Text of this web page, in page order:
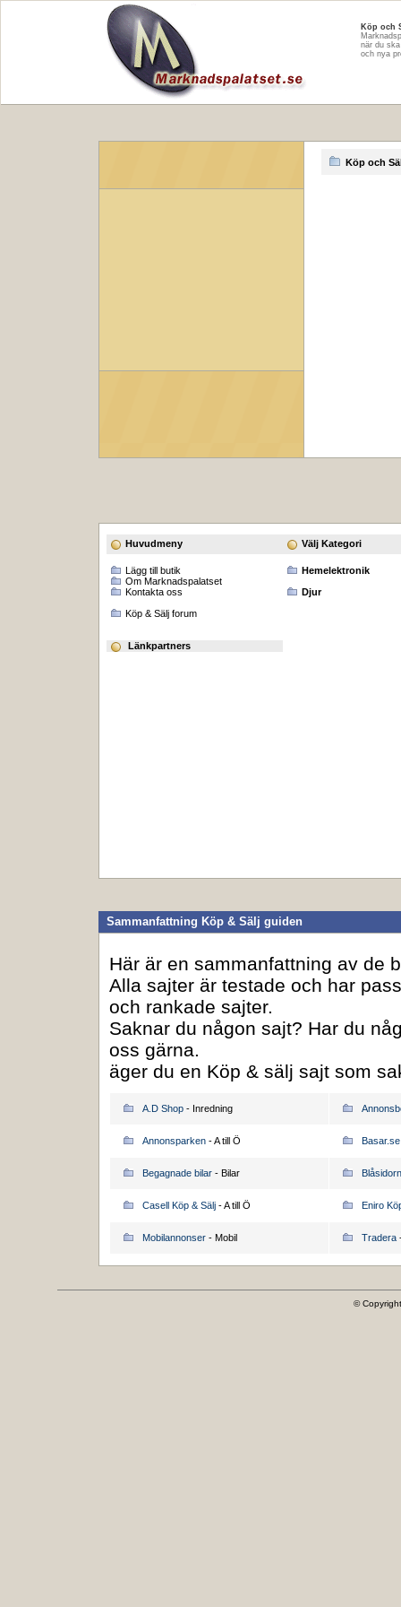
Köp och
när du
och nya
Köp och
Huvudmeny Välj Kategori
Lägg till butik
Om Marknadspalatset
Kontakta oss
Köp & Sälj forum
Hemelektronik
Djur
Länkpartners
Sammanfattning Köp & Sälj guiden
Här är en sammanfattning av de
Alla sajter är testade och har
och rankade sajter.
Saknar du någon sajt? Har du
oss gärna.
äger du en Köp & sälj sajt som
A.D Shop - Inredning
Annonsparken - A till Ö Basar.se
Begagnade bilar - Bilar
Casell Köp & Sälj - A till Ö Eniro
Mobilannonser - Mobil Tradera
©